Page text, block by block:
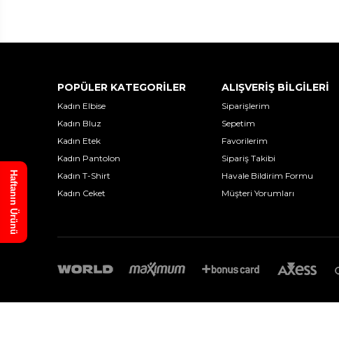
POPÜLER KATEGORİLER
Kadın Elbise
Kadın Bluz
Kadın Etek
Kadın Pantolon
Kadın T-Shirt
Kadın Ceket
ALIŞVERİŞ BİLGİLERİ
Siparişlerim
Sepetim
Favorilerim
Sipariş Takibi
Havale Bildirim Formu
Müşteri Yorumları
Haftanın Ürünü